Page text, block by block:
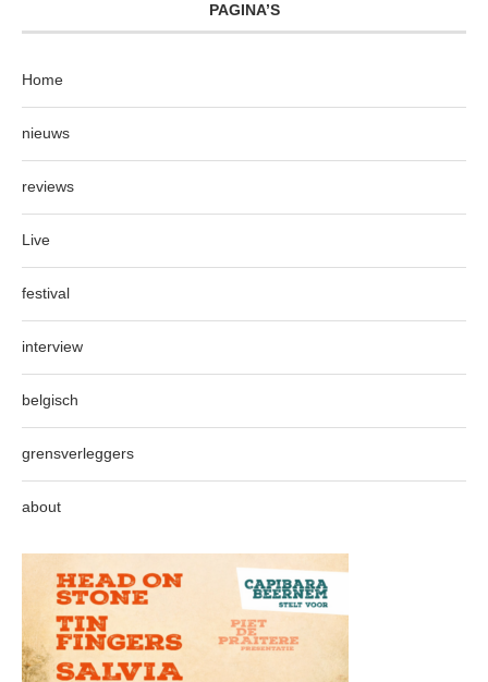
PAGINA’S
Home
nieuws
reviews
Live
festival
interview
belgisch
grensverleggers
about